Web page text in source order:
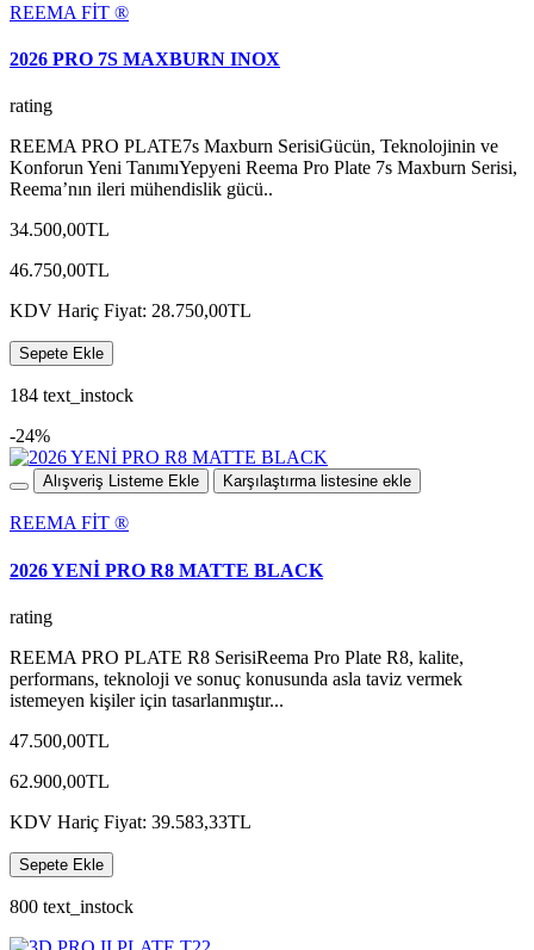
REEMA FİT ®️
2026 PRO 7S MAXBURN INOX
rating
REEMA PRO PLATE7s Maxburn SerisiGücün, Teknolojinin ve
Konforun Yeni TanımıYepyeni Reema Pro Plate 7s Maxburn Serisi,
Reema’nın ileri mühendislik gücü..
34.500,00TL
46.750,00TL
KDV Hariç Fiyat: 28.750,00TL
Sepete Ekle
184 text_instock
-24%
Alışveriş Listeme Ekle Karşılaştırma listesine ekle
REEMA FİT ®️
2026 YENİ PRO R8 MATTE BLACK
rating
REEMA PRO PLATE R8 SerisiReema Pro Plate R8, kalite,
performans, teknoloji ve sonuç konusunda asla taviz vermek
istemeyen kişiler için tasarlanmıştır...
47.500,00TL
62.900,00TL
KDV Hariç Fiyat: 39.583,33TL
Sepete Ekle
800 text_instock